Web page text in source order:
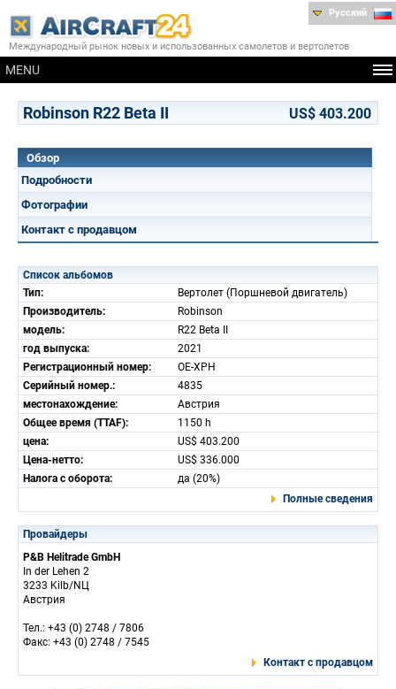
Международный рынок новых и использованных самолетов и вертолетов
MENU
Русский
Robinson R22 Beta II US$ 403.200
Обзор
Подробности
Фотографии
Контакт с продавцом
Список альбомов
Тип:
Вертолет (Поршневой двигатель)
Производитель:
Robinson
модель:
R22 Beta II
год выпуска:
2021
Регистрационный номер:
OE-XPH
Серийный номер.:
4835
местонахождение:
Австрия
Общее время (TTAF):
1150 h
цена:
US$ 403.200
Цена-нетто:
US$ 336.000
Налога с оборота:
да (20%)
Полные сведения
Провайдеры
P&B Helitrade GmbH
In der Lehen 2
3233 Kilb/NЦ
Австрия
Тел.: +43 (0) 2748 / 7806
Факс: +43 (0) 2748 / 7545
Контакт с продавцом